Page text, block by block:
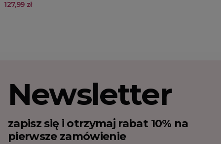
127,99 zł
Newsletter
zapisz się i otrzymaj rabat 10% na
pierwsze zamówienie